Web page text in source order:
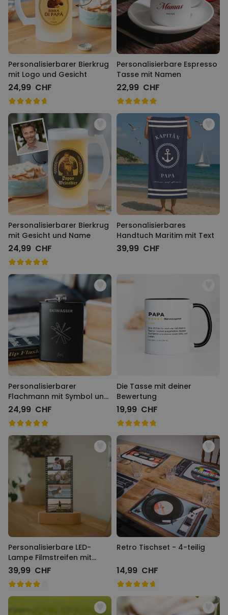
Personalisierbar
Personalisierbarer Bierkrug
mit Logo und Gesicht
über 71.100
mal gekauft
24,99 CHF
Personalisierbar
Personalisierte Vase mit Text
mal gekauft
Personalisierbar
Personalisierbares Handtuch
mit Monogramm
über 300mal
39,99 CHF
Personalisierbarer Bierkrug
mit Logo und Gesicht
24,99 CHF
Personalisierbare Espresso
Tasse mit Namen
22,99 CHF
Personalisierbarer Bierkrug
mit Gesicht und Name
24,99 CHF
Personalisierbares
Handtuch Maritim mit Text
39,99 CHF
Personalisierbarer
Flachmann mit Symbol und
Text
24,99 CHF
Die Tasse mit deiner
Bewertung
19,99 CHF
Personalisierbare LED-
Lampe Filmstreifen mit
Fotos
39,99 CHF
Retro Tischset - 4-teilig
14,99 CHF